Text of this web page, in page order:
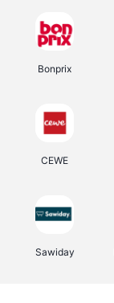
Bonprix
CEWE
Sawiday